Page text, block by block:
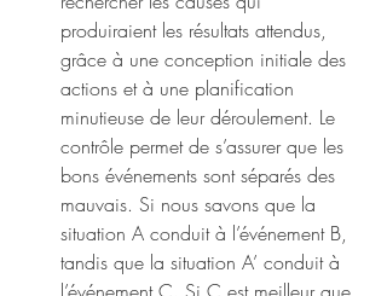
produiraient les résultats attendus,
grâce à une conception initiale des
actions et à une planification
minutieuse de leur déroulement. Le
contrôle permet de s’assurer que les
bons événements sont séparés des
mauvais. Si nous savons que la
situation A conduit à l’événement B,
tandis que la situation A’ conduit à
l’événement C. Si C est meilleur que